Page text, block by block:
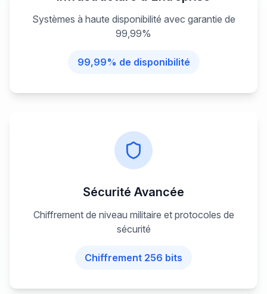
Systèmes à haute disponibilité avec garantie de
99,99%
99,99% de disponibilité
Sécurité Avancée
Chiffrement de niveau militaire et protocoles de
sécurité
Chiffrement 256 bits